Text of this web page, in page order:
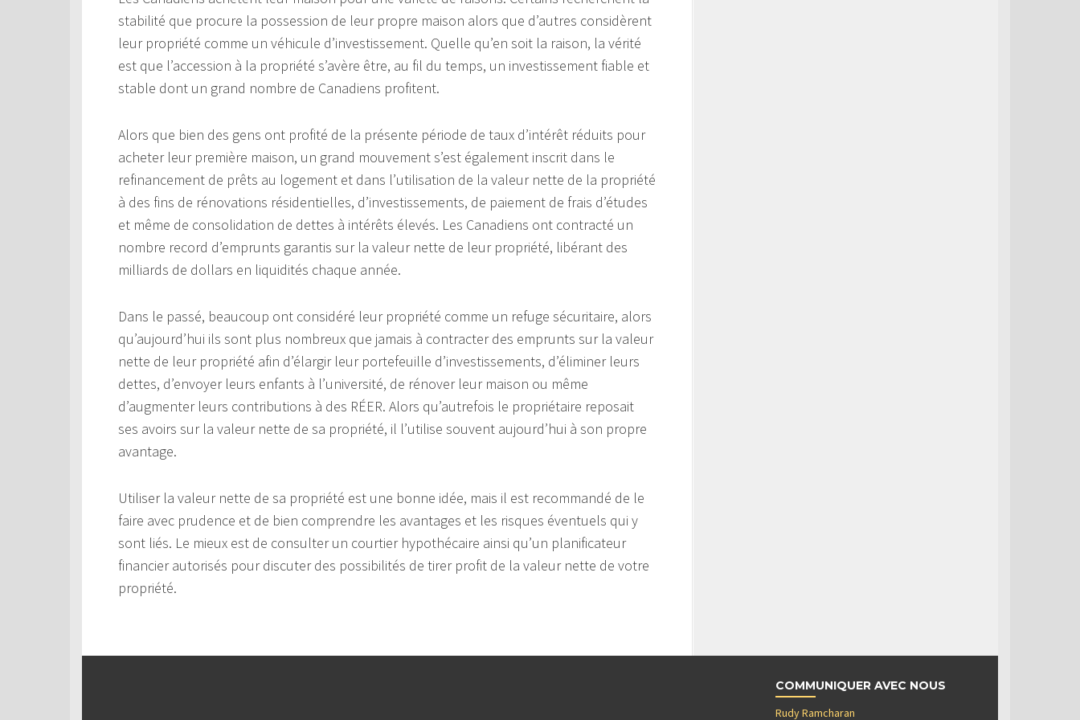
stabilité que procure la possession de leur propre maison alors que d’autres considèrent
leur propriété comme un véhicule d’investissement. Quelle qu’en soit la raison, la vérité
est que l’accession à la propriété s’avère être, au fil du temps, un investissement fiable et
stable dont un grand nombre de Canadiens profitent.
Alors que bien des gens ont profité de la présente période de taux d’intérêt réduits pour
acheter leur première maison, un grand mouvement s’est également inscrit dans le
refinancement de prêts au logement et dans l’utilisation de la valeur nette de la propriété
à des fins de rénovations résidentielles, d’investissements, de paiement de frais d’études
et même de consolidation de dettes à intérêts élevés. Les Canadiens ont contracté un
nombre record d’emprunts garantis sur la valeur nette de leur propriété, libérant des
milliards de dollars en liquidités chaque année.
Dans le passé, beaucoup ont considéré leur propriété comme un refuge sécuritaire, alors
qu’aujourd’hui ils sont plus nombreux que jamais à contracter des emprunts sur la valeur
nette de leur propriété afin d’élargir leur portefeuille d’investissements, d’éliminer leurs
dettes, d’envoyer leurs enfants à l’université, de rénover leur maison ou même
d’augmenter leurs contributions à des RÉER. Alors qu’autrefois le propriétaire reposait
ses avoirs sur la valeur nette de sa propriété, il l’utilise souvent aujourd’hui à son propre
avantage.
Utiliser la valeur nette de sa propriété est une bonne idée, mais il est recommandé de le
faire avec prudence et de bien comprendre les avantages et les risques éventuels qui y
sont liés. Le mieux est de consulter un courtier hypothécaire ainsi qu’un planificateur
financier autorisés pour discuter des possibilités de tirer profit de la valeur nette de votre
propriété.
COMMUNIQUER AVEC NOUS
Rudy Ramcharan